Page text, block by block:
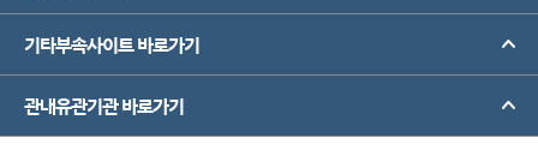
기타부속사이트 바로가기
관내유관기관 바로가기